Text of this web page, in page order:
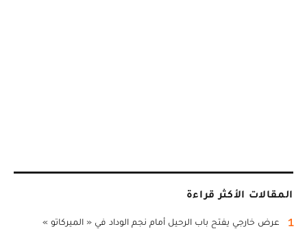
المقالات الأكثر قراءة
1 عرض خارجي يفتح باب الرحيل أمام نجم الوداد في « الميركاتو »